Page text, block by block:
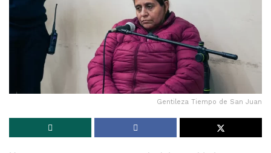
Gentileza Tiempo de San Juan